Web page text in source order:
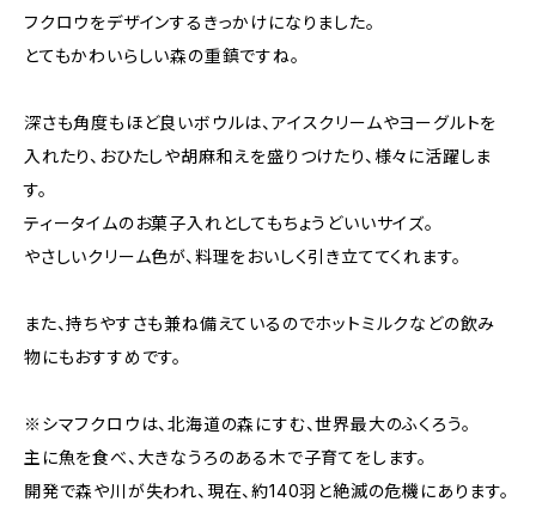
フクロウをデザインするきっかけになりました。
とてもかわいらしい森の重鎮ですね。
深さも角度もほど良いボウルは、アイスクリームやヨーグルトを
入れたり、おひたしや胡麻和えを盛りつけたり、様々に活躍しま
す。
ティータイムのお菓子入れとしてもちょうどいいサイズ。
やさしいクリーム色が、料理をおいしく引き立ててくれます。
また、持ちやすさも兼ね備えているのでホットミルクなどの飲み
物にもおすすめです。
※シマフクロウは、北海道の森にすむ、世界最大のふくろう。
主に魚を食べ、大きなうろのある木で子育てをします。
開発で森や川が失われ、現在、約140羽と絶滅の危機にあります。